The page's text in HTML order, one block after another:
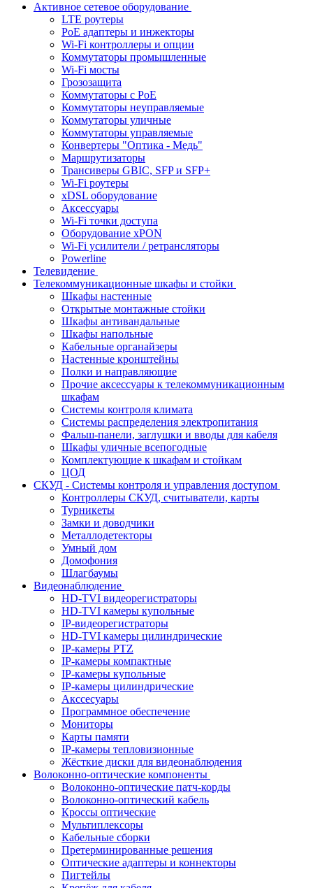
Активное сетевое оборудование
LTE роутеры
PoE адаптеры и инжекторы
Wi-Fi контроллеры и опции
Коммутаторы промышленные
Wi-Fi мосты
Грозозащита
Коммутаторы c PoE
Коммутаторы неуправляемые
Коммутаторы уличные
Коммутаторы управляемые
Конвертеры "Оптика - Медь"
Маршрутизаторы
Трансиверы GBIC, SFP и SFP+
Wi-Fi роутеры
xDSL оборудование
Аксессуары
Wi-Fi точки доступа
Оборудование хPON
Wi-Fi усилители / ретрансляторы
Powerline
Телевидение
Телекоммуникационные шкафы и стойки
Шкафы настенные
Открытые монтажные стойки
Шкафы антивандальные
Шкафы напольные
Кабельные органайзеры
Настенные кронштейны
Полки и направляющие
Прочие аксессуары к телекоммуникационным
шкафам
Системы контроля климата
Системы распределения электропитания
Фальш-панели, заглушки и вводы для кабеля
Шкафы уличные всепогодные
Комплектующие к шкафам и стойкам
ЦОД
СКУД - Системы контроля и управления доступом
Контроллеры СКУД, считыватели, карты
Турникеты
Замки и доводчики
Металлодетекторы
Умный дом
Домофония
Шлагбаумы
Видеонаблюдение
HD-TVI видеорегистраторы
HD-TVI камеры купольные
IP-видеорегистраторы
HD-TVI камеры цилиндрические
IP-камеры PTZ
IP-камеры компактные
IP-камеры купольные
IP-камеры цилиндрические
Акссесуары
Программное обеспечение
Мониторы
Карты памяти
IP-камеры тепловизионные
Жёсткие диски для видеонаблюдения
Волоконно-оптические компоненты
Волоконно-оптические патч-корды
Волоконно-оптический кабель
Кроссы оптические
Мультиплексоры
Кабельные сборки
Претерминированные решения
Оптические адаптеры и коннекторы
Пигтейлы